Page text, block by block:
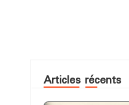
Articles récents